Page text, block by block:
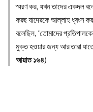
স্মরণ কর, যখন তাদের একদল
করছ যাদেরকে আল্লাহ ধ্বংস
বলেছিল, ‘তোমাদের
মুক্ত হওয়ার জন্য আর তারা
আয়াত ১৬৪)